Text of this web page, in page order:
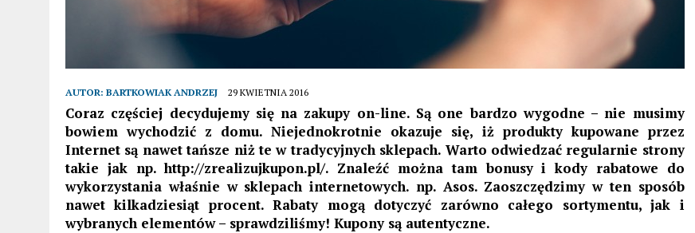
AUTOR: BARTKOWIAK ANDRZEJ 29 KWIETNIA 2016
Coraz częściej decydujemy się na zakupy on-line. Są one bardzo wygodne – nie musimy
bowiem wychodzić z domu. Niejednokrotnie okazuje się, iż produkty kupowane przez
Internet są nawet tańsze niż te w tradycyjnych sklepach. Warto odwiedzać regularnie strony
takie jak np. http://zrealizujkupon.pl/. Znaleźć można tam bonusy i kody rabatowe do
wykorzystania właśnie w sklepach internetowych. np. Asos. Zaoszczędzimy w ten sposób
nawet kilkadziesiąt procent. Rabaty mogą dotyczyć zarówno całego sortymentu, jak i
wybranych elementów – sprawdziliśmy! Kupony są autentyczne.